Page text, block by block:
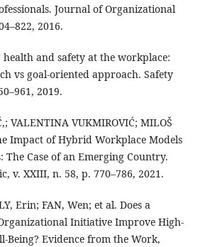
Journal of Organizational
2016.
and safety at the workplace:
vs goal-oriented approach. Safety
2019.
VALENTINA VUKMIROVIĆ; MILOŠ
Impact of Hybrid Workplace Models
The Case of an Emerging Country.
v. XXIII, n. 58, p. 770–786, 2021.
Erin; FAN, Wen; et al. Does a
Initiative Improve High-
Being? Evidence from the Work,